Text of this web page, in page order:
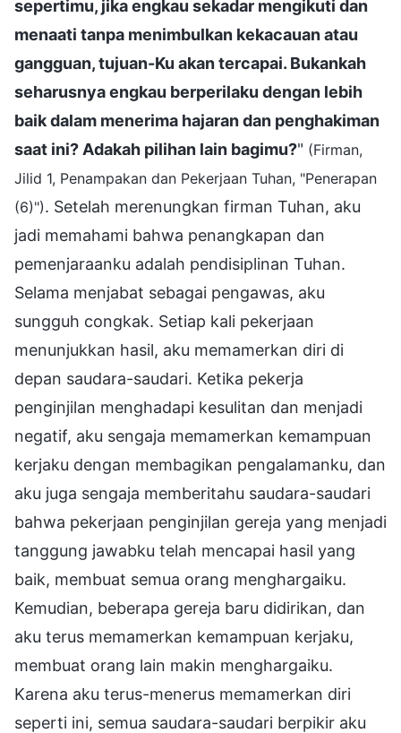
sepertimu, jika engkau sekadar mengikuti dan
menaati tanpa menimbulkan kekacauan atau
gangguan, tujuan-Ku akan tercapai. Bukankah
seharusnya engkau berperilaku dengan lebih
baik dalam menerima hajaran dan penghakiman
saat ini? Adakah pilihan lain bagimu?" (Firman,
Jilid 1, Penampakan dan Pekerjaan Tuhan, "Penerapan
(6)"). Setelah merenungkan firman Tuhan, aku
jadi memahami bahwa penangkapan dan
pemenjaraanku adalah pendisiplinan Tuhan.
Selama menjabat sebagai pengawas, aku
sungguh congkak. Setiap kali pekerjaan
menunjukkan hasil, aku memamerkan diri di
depan saudara-saudari. Ketika pekerja
penginjilan menghadapi kesulitan dan menjadi
negatif, aku sengaja memamerkan kemampuan
kerjaku dengan membagikan pengalamanku, dan
aku juga sengaja memberitahu saudara-saudari
bahwa pekerjaan penginjilan gereja yang menjadi
tanggung jawabku telah mencapai hasil yang
baik, membuat semua orang menghargaiku.
Kemudian, beberapa gereja baru didirikan, dan
aku terus memamerkan kemampuan kerjaku,
membuat orang lain makin menghargaiku.
Karena aku terus-menerus memamerkan diri
seperti ini, semua saudara-saudari berpikir aku